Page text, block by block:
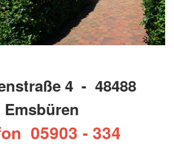
Kontakt & Anfahrt
4 - 48488
Emsbüren
05903 - 334